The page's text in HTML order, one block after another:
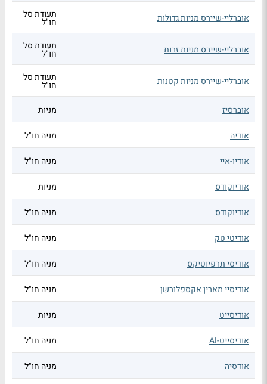
אוברליי-שיירס מניות גדולות תעודת סל
חו"ל
אוברליי-שיירס מניות זרות תעודת סל
חו"ל
אוברליי-שיירס מניות קטנות תעודת סל
חו"ל
אוברסיז
מניות
אודיה מניה חו"ל
אודיו-איי מניה חו"ל
אודיוקודס מניות
אודיוקודס מניה חו"ל
אודיטי טק מניה חו"ל
אודיסי תרפיוטיקס מניה חו"ל
אודיסיי מארין אקספלורשן מניה חו"ל
אודיסייט מניות
אודיסייט-AI מניה חו"ל
אודסיה מניה חו"ל